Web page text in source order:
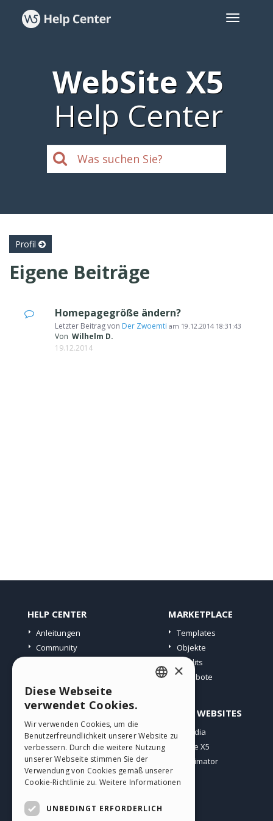
WebSite X5
Help Center
Profil
Eigene Beiträge
Homepagegröße ändern?
Letzter Beitrag von Der Zwoemti am 19.12.2014 18:31:43
Von Wilhelm D.
19.12.2014
HELP CENTER
Anleitungen
Community
MARKETPLACE
Templates
Objekte
Credits
Angebote
PROFIL
Meine Beiträge
Meine Lizenz
Download
Webhosting
ANDERE WEBSITES
Incomedia
WebSite X5
WebAnimator
GERMAN
SPANISH
PORTUGUESE
×
Diese Webseite
verwendet Cookies.
Wir verwenden Cookies, um die
Benutzerfreundlichkeit unserer Website zu
verbessern. Durch die weitere Nutzung
unserer Webseite stimmen Sie der
Verwendung von Cookies gemäß unserer
Cookie-Richtlinie zu. Weitere Informationen
UNBEDINGT ERFORDERLICH